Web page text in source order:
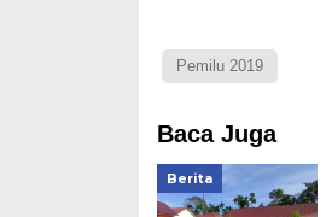
Pemilu 2019
Baca Juga
Berita